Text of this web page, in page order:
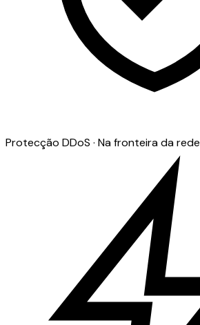
Protecção DDoS · Na fronteira da rede